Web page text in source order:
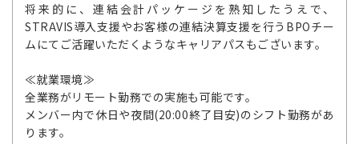
将来的に、連結会計パッケージを熟知したうえで、
STRAVIS導入支援やお客様の連結決算支援を行うBPOチー
ムにてご活躍いただくようなキャリアパスもございます。
≪就業環境≫
全業務がリモート勤務での実施も可能です。
メンバー内で休日や夜間(20:00終了目安)のシフト勤務があ
ります。